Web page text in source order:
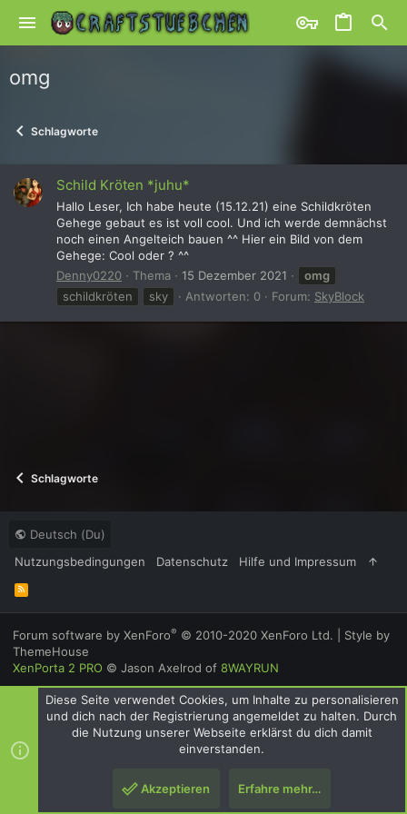
omg
Schlagworte
Schild Kröten *juhu*
Hallo Leser, Ich habe heute (15.12.21) eine Schildkröten
Gehege gebaut es ist voll cool. Und ich werde demnächst
noch einen Angelteich bauen ^^ Hier ein Bild von dem
Gehege: Cool oder ? ^^
Denny0220
Thema 15 Dezember 2021
omg
schildkröten
sky Antworten: 0 Forum: SkyBlock
Schlagworte
Deutsch (Du)
Nutzungsbedingungen
Datenschutz Hilfe und Impressum
R
S
S
Forum software by XenForo® © 2010-2020 XenForo Ltd.
Style by
ThemeHouse
XenPorta 2 PRO © Jason Axelrod of 8WAYRUN
Diese Seite verwendet Cookies, um Inhalte zu personalisieren
und dich nach der Registrierung angemeldet zu halten. Durch
die Nutzung unserer Webseite erklärst du dich damit
einverstanden.
Akzeptieren Erfahre mehr…